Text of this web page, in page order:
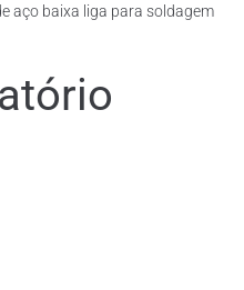
aço baixa liga para soldagem